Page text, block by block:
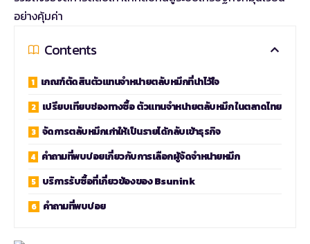
อย่างคุ้มค่า
Contents
เกณฑ์ตัดสินตัวแทนจำหน่ายตลับหมึกที่น่าไว้ใจ
เปรียบเทียบช่องทางซื้อ ตัวแทนจำหน่ายตลับหมึก ในตลาดไทย
จัดการตลับหมึกเก่าให้เป็นรายได้กลับเข้าธุรกิจ
คำถามที่พบบ่อยเกี่ยวกับการเลือกผู้จัดจำหน่ายหมึก
บริการรับซื้อที่เกี่ยวข้องของ Bsunink
คำถามที่พบบ่อย